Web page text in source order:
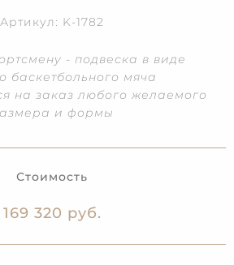
Артикул: K-1782
- подвеска в виде
баскетбольного мяча
на заказ любого желаемого
и формы
Стоимость
169 320 руб.